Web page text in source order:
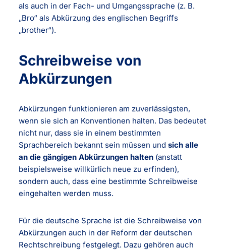
als auch in der Fach- und Umgangssprache (z. B.
„Bro“ als Abkürzung des englischen Begriffs
„brother“).
Schreibweise von
Abkürzungen
Abkürzungen funktionieren am zuverlässigsten,
wenn sie sich an Konventionen halten. Das bedeutet
nicht nur, dass sie in einem bestimmten
Sprachbereich bekannt sein müssen undsich alle
an die gängigen Abkürzungen halten (anstatt
beispielsweise willkürlich neue zu erfinden),
sondern auch, dass eine bestimmte Schreibweise
eingehalten werden muss.
Für die deutsche Sprache ist die Schreibweise von
Abkürzungen auch in der Reform der deutschen
Rechtschreibung festgelegt. Dazu gehören auch